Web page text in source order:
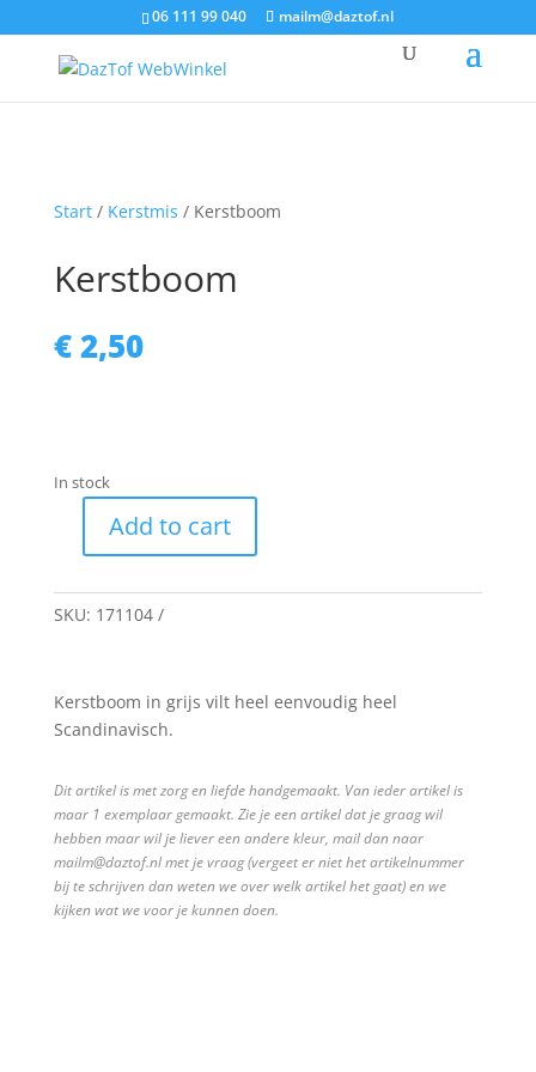
06 111 99 040 mailm@daztof.nl
Start/ Kerstmis / Kerstboom
Kerstboom
€2,50
In stock
KerstboomAdd to cart
SKU: 171104
Kerstboom in grijs vilt heel eenvoudig heel
Scandinavisch.
Dit artikel is met zorg en liefde handgemaakt. Van ieder artikel is
maar 1 exemplaar gemaakt. Zie je een artikel dat je graag wil
hebben maar wil je liever een andere kleur, mail dan naar
mailm@daztof.nl met je vraag (vergeet er niet het artikelnummer
bij te schrijven dan weten we over welk artikel het gaat) en we
kijken wat we voor je kunnen doen.